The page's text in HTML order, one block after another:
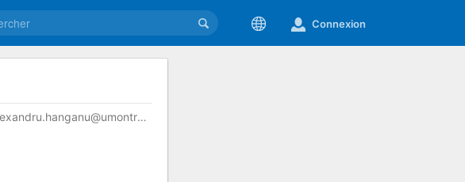
Connexion
alexandru.hanganu@umontreal.ca